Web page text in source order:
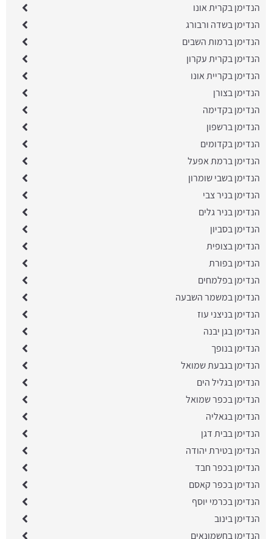
הנדימן בקרית אונו
הנדימן בשדה ורבורג
הנדימן ברמות השבים
הנדימן בקרית עקרון
הנדימן בקריית אונו
הנדימן בצורן
הנדימן בקדימה
הנדימן ברשפון
הנדימן בקדומים
הנדימן ברמת אפעל
הנדימן בשבי שומרון
הנדימן בניר צבי
הנדימן בניר גלים
הנדימן בסביון
הנדימן בצופית
הנדימן בפורת
הנדימן בפלמחים
הנדימן במשמר השבעה
הנדימן בניצני עוז
הנדימן בגן יבנה
הנדימן בנופך
הנדימן בגבעת שמואל
הנדימן בגליל הים
הנדימן בכפר שמואל
הנדימן בגאליה
הנדימן בבית דגן
הנדימן בטירת יהודה
הנדימן בכפר חבד
הנדימן בכפר קאסם
הנדימן בכרמי יוסף
הנדימן בינוב
הנדימן בחשמונאים